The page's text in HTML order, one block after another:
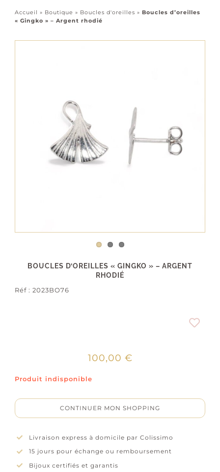
Tous les bijoux
Accueil » Boutique » Boucles d'oreilles » Boucles d’oreilles
« Gingko » – Argent rhodié
BOUCLES D’OREILLES « GINGKO » – ARGENT
RHODIÉ
Réf : 2023BO76
100,00 €
Produit indisponible
CONTINUER MON SHOPPING
Livraison express à domicile par Colissimo
15 jours pour échange ou remboursement
Bijoux certifiés et garantis